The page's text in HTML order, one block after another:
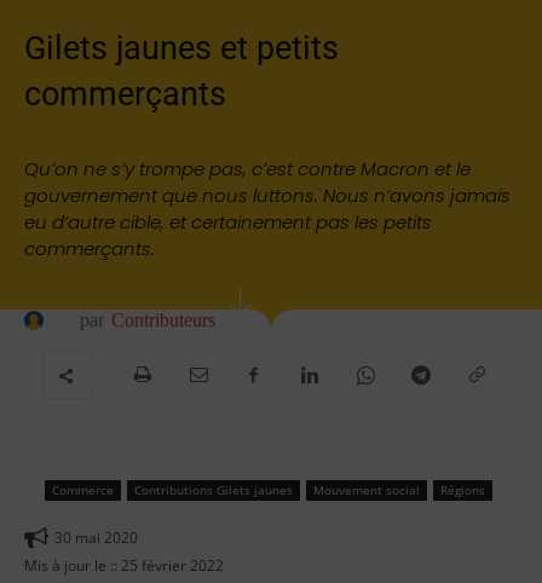
Gilets jaunes et petits
commerçants
Qu’on ne s’y trompe pas, c’est contre Macron et le
gouvernement que nous luttons. Nous n’avons jamais
eu d’autre cible, et certainement pas les petits
commerçants.
par Contributeurs
Commerce Contributions Gilets jaunes Mouvement social Régions
30 mai 2020
Mis à jour le :: 25 février 2022